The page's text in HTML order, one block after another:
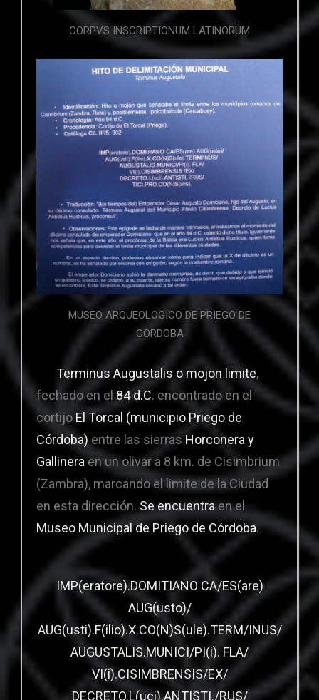
CORPVS INSCRIPTIONUM LATINORUM
MUSEO ARQUEOLOGICO DE PRIEGO DE
CORDOBA
Terminus Augustalis o mojon limite,
fechado en el 84 d.C. encontrado en el
cortijo El Torcal (municipio Priego de
Córdoba) entre las sierras Horconera y
Gallineraen un olivar a 8 km. de Cisimbrium
(Zambra), marcando el limite de la Ciudad
en esta dirección. Se encuentraen el
Museo Municipal de Priego de Córdoba.
IMP(eratore).DOMITIANO CA/ES(are)
AUG(usto)/
AUG(usti).F(ilio).X.CO(N)S(ule).TERM/INUS/
AUGUSTALIS.MUNICI/PI(i). FLA/
VI(i).CISIMBRENSIS/EX/
DECRETO.L(uci).ANTISTI./RUS/